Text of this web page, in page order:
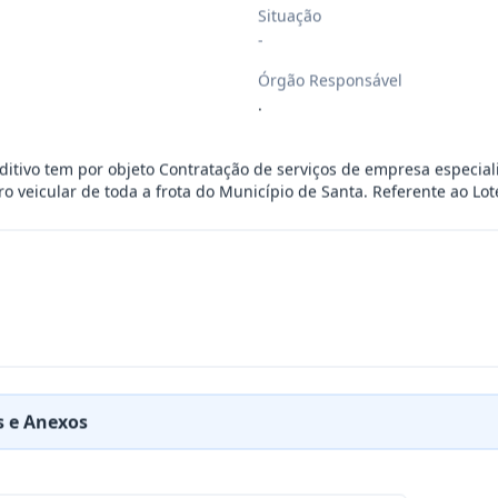
contrato a Aquisição De Kit Lúd
De Serviços De Artistas Locais: Art
ESPECIALIZADA PARA FORNECIMENTO E IMP ...
mecânicas especializada para pres
mecânicas especializada para pres
Situação
-
Órgão Responsável
.
tem por objeto Contratação de serviços de empresa
veicular de toda a frota do Município de Santa. Referente ao
e Anexos